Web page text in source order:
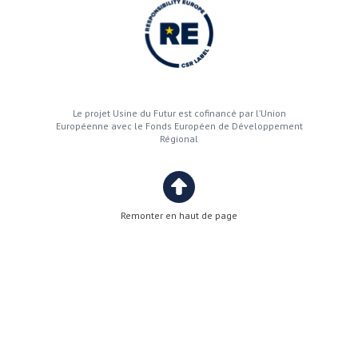
Le projet Usine du Futur est cofinancé par l’Union
Européenne avec le Fonds Européen de Développement
Régional
Remonter en haut de page